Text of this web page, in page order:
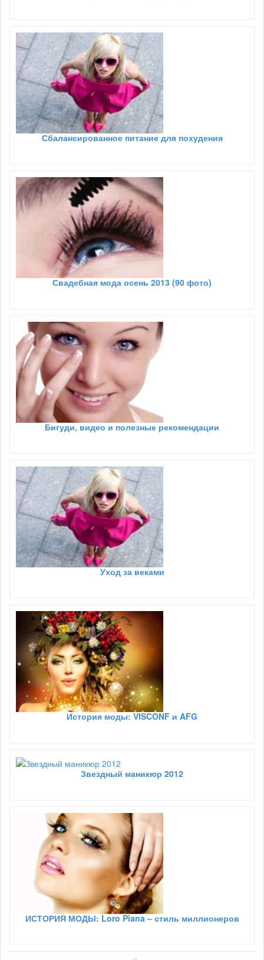
Сбалансированное питание для похудения
Свадебная мода осень 2013 (90 фото)
Бигуди, видео и полезные рекомендации
Уход за веками
История моды: VISCONF и AFG
Звездный маникюр 2012
ИСТОРИЯ МОДЫ: Loro Piana – стиль миллионеров